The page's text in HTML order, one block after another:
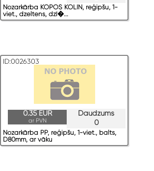
Nozarkārba KOPOS KOLIN, reģipšu, 1-
viet., dzeltens, dzī�...
ID:0026303
Daudzums
0
0.35 EUR
ar PVN
Nozarkārba PP, reģipšu, 1-viet., balts,
D80mm, ar vāku